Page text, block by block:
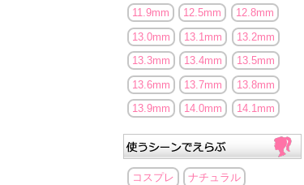
11.9mm 12.5mm
12.8mm
13.0mm
13.1mm
13.2mm
13.3mm
13.4mm
13.5mm
13.6mm
13.7mm
13.8mm
13.9mm
14.0mm 14.1mm
コスプレ ナチュラル